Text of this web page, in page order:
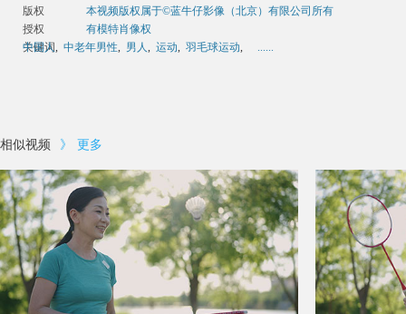
版权
本视频版权属于©蓝牛仔影像（北京）有限公司所有
授权
有模特肖像权
关键词
中国人, 中老年男性, 男人, 运动, 羽毛球运动, ......
相似视频 》 更多